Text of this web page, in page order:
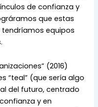
de confianza y
que estas
tendríamos equipos
(2016)
“teal” (que sería algo
del futuro, centrado
y en